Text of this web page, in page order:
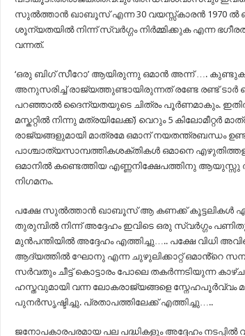
സുൽത്താൻ ഖാബൂസ് എന്ന 30 വയസ്സ്കാരൻ 1970 ൽ
ശൂന്യതയിൽ നിന്ന് സ്വർഗ്ഗം നിർമ്മിക്കുക എന്ന
വന്നത്.
‘ഒരു ബിഗ് സീറോ’ ആയിരുന്നു ഒമാൻ അന്ന് ….
അനുസരിച്ച് രാജ്യത്തുണ്ടായിരുന്നത് രണ്ടേ രണ്ട്
പറഞ്ഞാൽ ദൈന്യതയുടെ ചിത്രം പൂർണമാകും.
മസ്കറ്റിൽ നിന്നു മത്രയിലേക്ക്) വെറും 5 കിലോമീറ്റർ
രാജ്യങ്ങളുമായി മാത്രമേ ഒമാന് നയതന്ത്രബന്ധം
പാശ്ചാത്യസാമ്പത്തികശക്തികൾ ഒമാനെ
ഒമാനിൽ കണ്ടെത്തിയ എണ്ണനിക്ഷേപത്തിനു ആയുസ്സു
നിഗമനം.
പക്ഷേ സുൽത്താൻ ഖാബൂസ് ആ കണക്ക് കൂട്ടലികൾ
തുരുമ്പിൽ നിന്ന് അദ്ദേഹം ഇവിടെ ഒരു സ്വർഗ്ഗം
മുൻപന്തിയിൽ അദ്ദേഹം എത്തിച്ചു….. പക്ഷേ വിധി
ആദ്യത്തിൽ ഘോനു എന്ന ചുഴുലിക്കാറ്റ് ഒമാൻ്റെ
സർവതും ചീട്ട് കൊട്ടാരം പോലെ തകർന്നടിയുന്ന
ഹസ്തവുമായി വന്ന ലോകരാജ്യങ്ങളെ സ്നേഹപൂർവ്വം
പുനർസൃഷ്ടിച്ചു. പ്രതാപത്തിലേക്ക് എത്തിച്ചു…..
ജനോപകാരപരമായ പല പദ്ധികളും അദ്ദേഹം